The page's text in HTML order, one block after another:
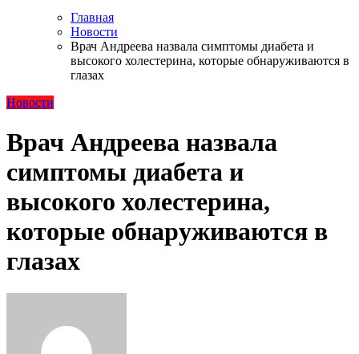
Главная
Новости
Врач Андреева назвала симптомы диабета и
высокого холестерина, которые обнаруживаются в
глазах
Новости
Врач Андреева назвала
симптомы диабета и
высокого холестерина,
которые обнаруживаются в
глазах